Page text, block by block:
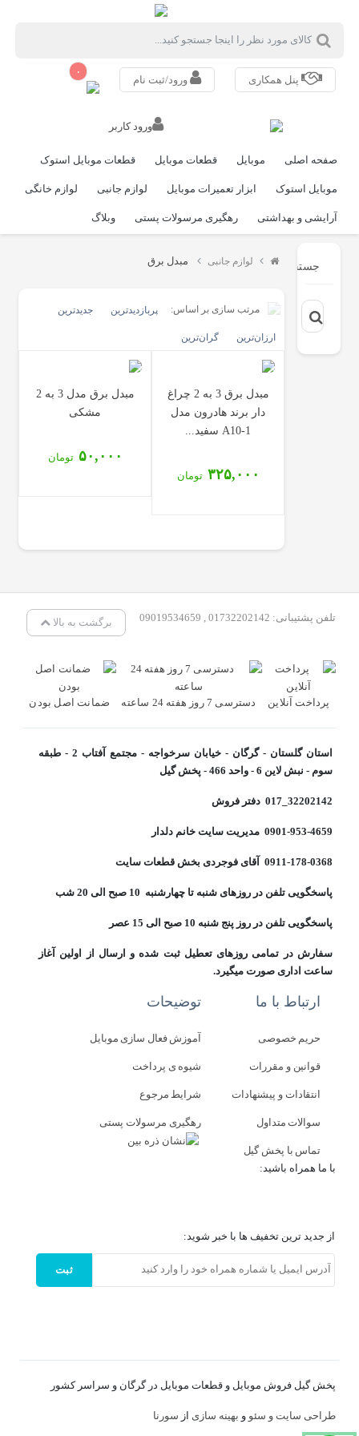
پنل همکاری ورود/ثبت نام
۰
ورود کاربر
صفحه اصلی موبایل قطعات موبایل قطعات موبایل استوک
موبایل استوک ابزار تعمیرات موبایل لوازم جانبی لوازم خانگی
آرایشی و بهداشتی رهگیری مرسولات پستی وبلاگ
جستجو لوازم جانبی مبدل برق
مرتب سازی بر اساس: پربازدیدترین جدیدترین
ارزان‌ترین گران‌ترین
مبدل برق 3 به 2 چراغ
دار برند هادرون مدل
A10-1 سفید...
۳۲۵,۰۰۰ تومان
مبدل برق مدل 3 به 2
مشکی
۵۰,۰۰۰ تومان
تلفن پشتیبانی: 01732202142 , 09019534659 برگشت به بالا
پرداخت آنلاین دسترسی 7 روز هفته 24 ساعته ضمانت اصل بودن
استان گلستان - گرگان - خیابان سرخواجه - مجتمع آفتاب 2 - طبقه
سوم - نبش لاین 6 - واحد 466 - پخش گیل
32202142_017 دفتر فروش
0901-953-4659 مدیریت سایت خانم دلدار
0911-178-0368 آقای فوجردی بخش قطعات سایت
پاسخگویی تلفن در روزهای شنبه تا چهارشنبه 10 صبح الی 20 شب
پاسخگویی تلفن در روز پنج شنبه 10 صبح الی 15 عصر
سفارش در تمامی روزهای تعطیل ثبت شده و ارسال از اولین آغاز
ساعت اداری صورت میگیرد.
ارتباط با ما
حریم خصوصی
قوانین و مقررات
انتقادات و پیشنهادات
سوالات متداول
تماس با پخش گیل
توضیحات
آموزش فعال سازی موبایل
شیوه ی پرداخت
شرایط مرجوع
رهگیری مرسولات پستی
با ما همراه باشید:
از جدید ترین تخفیف ها با خبر شوید:
ثبت
پخش گیل فروش موبایل و قطعات موبایل در گرگان و سراسر کشور
طراحی سایت و سئو و بهینه سازی از سورنا